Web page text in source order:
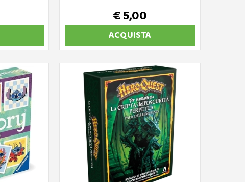
€ 5,00
ACQUISTA